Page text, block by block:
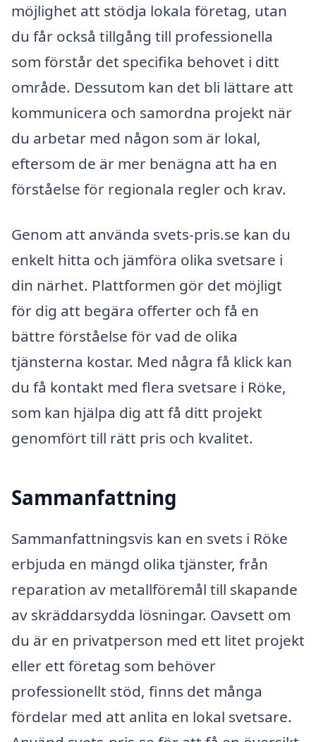
möjlighet att stödja lokala företag, utan
du får också tillgång till professionella
som förstår det specifika behovet i ditt
område. Dessutom kan det bli lättare att
kommunicera och samordna projekt när
du arbetar med någon som är lokal,
eftersom de är mer benägna att ha en
förståelse för regionala regler och krav.
Genom att använda svets-pris.se kan du
enkelt hitta och jämföra olika svetsare i
din närhet. Plattformen gör det möjligt
för dig att begära offerter och få en
bättre förståelse för vad de olika
tjänsterna kostar. Med några få klick kan
du få kontakt med flera svetsare i Röke,
som kan hjälpa dig att få ditt projekt
genomfört till rätt pris och kvalitet.
Sammanfattning
Sammanfattningsvis kan en svets i Röke
erbjuda en mängd olika tjänster, från
reparation av metallföremål till skapande
av skräddarsydda lösningar. Oavsett om
du är en privatperson med ett litet projekt
eller ett företag som behöver
professionellt stöd, finns det många
fördelar med att anlita en lokal svetsare.